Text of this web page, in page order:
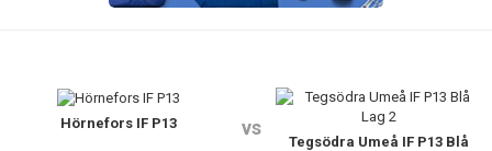
BILDGALLERIHörnefors IF P13 vs
Tegsödra Umeå IF P13 Blå